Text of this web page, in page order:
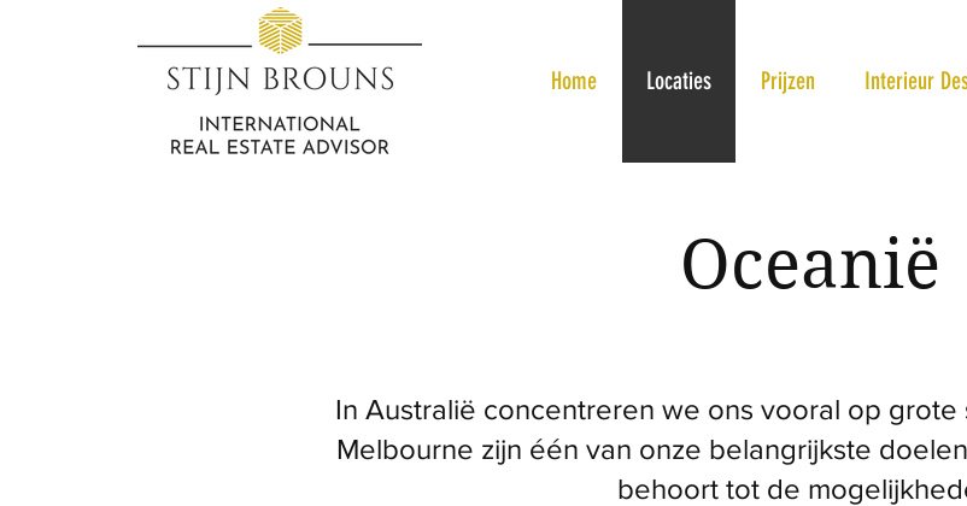
Home Locaties Prijzen Interieur
Oceanië
In Australië concentreren we ons vooral op grote
Melbourne zijn één van onze belangrijkste
behoort tot de